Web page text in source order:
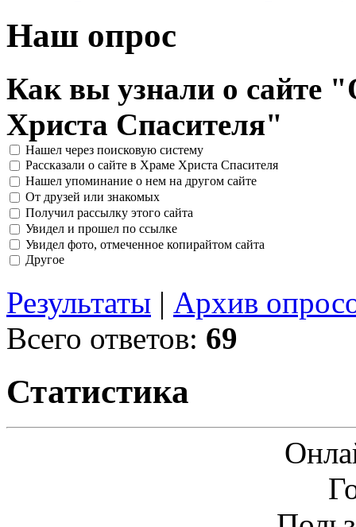
Наш опрос
Как вы узнали о сайте
Христа Спасителя"
Нашел через поисковую систему
Рассказали о сайте в Храме Христа Спасителя
Нашел упоминание о нем на другом сайте
От друзей или знакомых
Получил рассылку этого сайта
Увидел и прошел по ссылке
Увидел фото, отмеченное копирайтом сайта
Другое
Результаты | Архив
Всего ответов: 69
Статистика